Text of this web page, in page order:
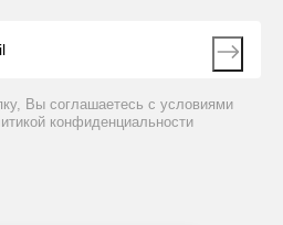
Вы соглашаетесь с условиями
конфиденциальности